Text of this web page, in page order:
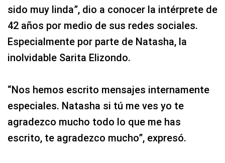
sido muy linda”, dio a conocer la intérprete de
42 años por medio de sus redes sociales.
Especialmente por parte de Natasha, la
inolvidable Sarita Elizondo.
“Nos hemos escrito mensajes internamente
especiales. Natasha si tú me ves yo te
agradezco mucho todo lo que me has
escrito, te agradezco mucho”, expresó.